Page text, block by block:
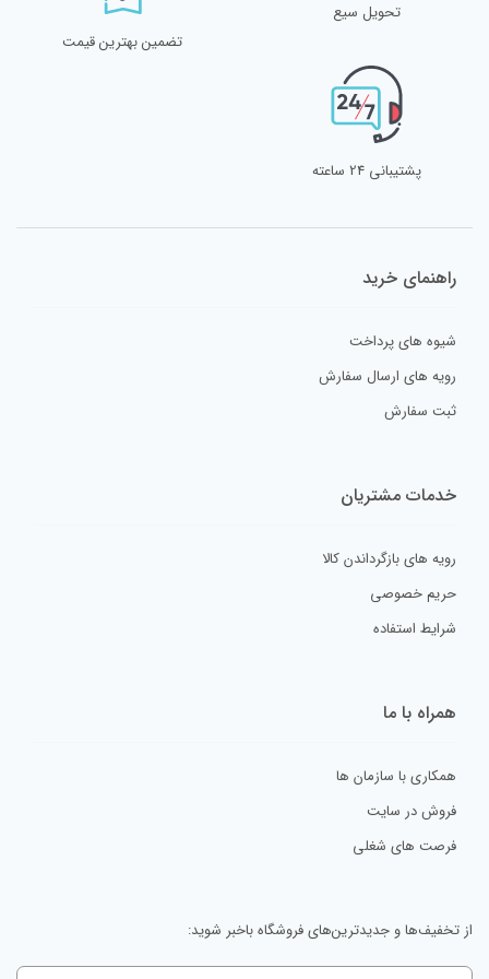
تحویل سیع
تضمین بهترین قیمت
پشتیبانی 24 ساعته
راهنمای خرید
شیوه های پرداخت
رویه های ارسال سفارش
ثبت سفارش
خدمات مشتریان
رویه های بازگرداندن کالا
حریم خصوصی
شرایط استفاده
همراه با ما
همکاری با سازمان ها
فروش در سایت
فرصت های شغلی
از تخفیف‌ها و جدیدترین‌های فروشگاه باخبر شوید: